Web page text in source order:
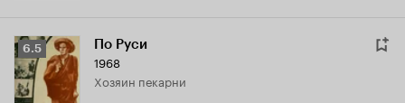
Рейтинг
Кинопоиска
6.5
6.5 По Руси
1968
хозяин пекарни